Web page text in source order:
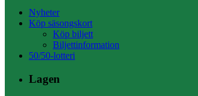
Nyheter
Köp säsongskort
Köp biljett
Biljettinformation
50/50-lotteri
Lagen